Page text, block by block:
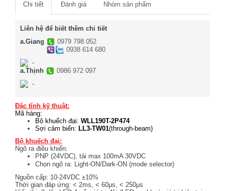
Chi tiết Đánh giá Nhóm sản phẩm
Liên hệ để biết thêm chi tiết
a.Giang
0979 798 052
0938 614 680
-
a.Thịnh
0986 972 097
-
Đặc tính kỹ thuật:
Mã hàng:
Bộ khuếch đại: WLL190T-2P474
Sợi cảm biến: LL3-TW01(through-beam)
Bộ khuếch đại:
Ngõ ra điều khiển:
PNP (24VDC), tải max 100mA 30VDC
Chọn ngõ ra: Light-ON/Dark-ON (mode selector)
Nguồn cấp: 10-24VDC ±10%
Thời gian đáp ứng: < 2ms, < 60μs, < 250μs